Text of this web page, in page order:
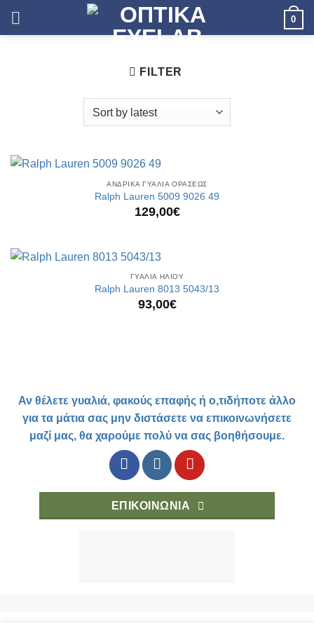
0
FILTER
ΑΝΔΡΙΚΑ ΓΥΑΛΙΑ ΟΡΑΣΕΩΣ
Ralph Lauren 5009 9026 49
129,00€
ΓΥΑΛΙΑ ΗΛΙΟΥ
Ralph Lauren 8013 5043/13
93,00€
Αν θέλετε γυαλιά, φακούς επαφής ή ο,τιδήποτε άλλο
για τα μάτια σας μην διστάσετε να επικοινωνήσετε
μαζί μας, θα χαρούμε πολύ να σας βοηθήσουμε.
ΕΠΙΚΟΙΝΩΝΙΑ